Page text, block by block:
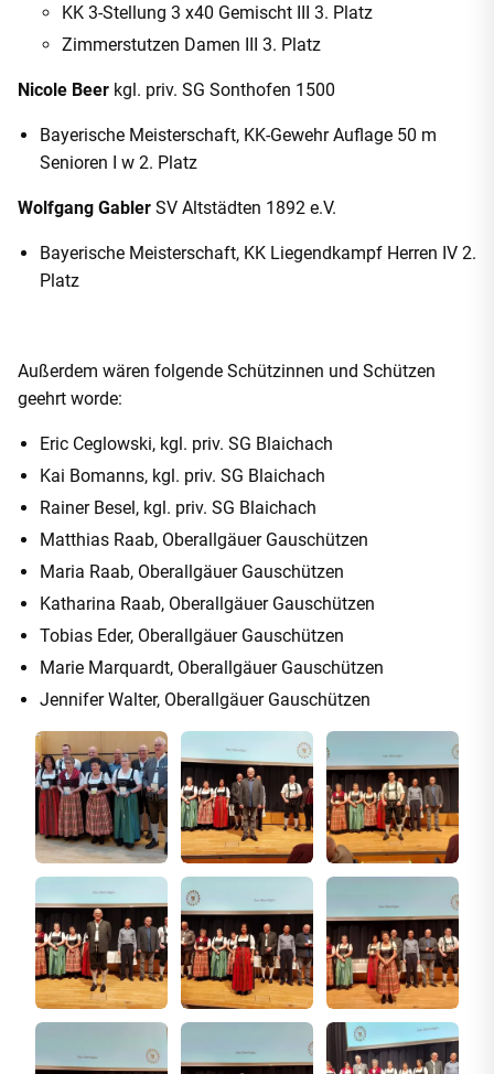
KK 3-Stellung 3 x40 Gemischt III 3. Platz
Zimmerstutzen Damen III 3. Platz
Nicole Beer kgl. priv. SG Sonthofen 1500
Bayerische Meisterschaft, KK-Gewehr Auflage 50 m
Senioren I w 2. Platz
Wolfgang Gabler SV Altstädten 1892 e.V.
Bayerische Meisterschaft, KK Liegendkampf Herren IV 2.
Platz
Außerdem wären folgende Schützinnen und Schützen
geehrt worde:
Eric Ceglowski, kgl. priv. SG Blaichach
Kai Bomanns, kgl. priv. SG Blaichach
Rainer Besel, kgl. priv. SG Blaichach
Matthias Raab, Oberallgäuer Gauschützen
Maria Raab, Oberallgäuer Gauschützen
Katharina Raab, Oberallgäuer Gauschützen
Tobias Eder, Oberallgäuer Gauschützen
Marie Marquardt, Oberallgäuer Gauschützen
Jennifer Walter, Oberallgäuer Gauschützen